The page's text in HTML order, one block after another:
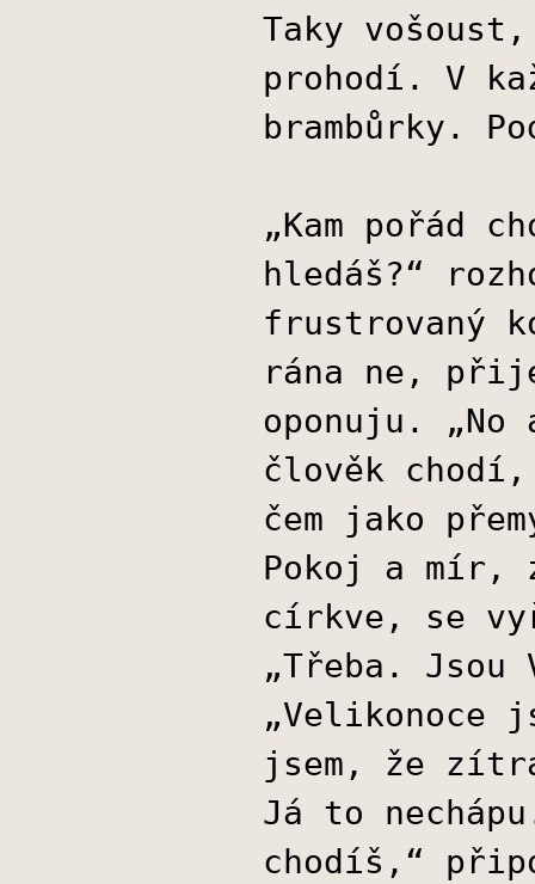
Taky
prohodí. V
brambůrky.
„Kam pořád
hledáš?“
frustrovaný
rána ne,
oponuju. „No
člověk
čem jako
Pokoj a mír,
církve, se
„Třeba. Jsou
„Velikonoce
jsem, že
Já to
chodíš,“